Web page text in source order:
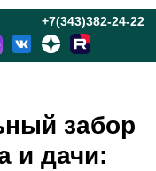
+7(343)382-24-22
забор
и дачи: